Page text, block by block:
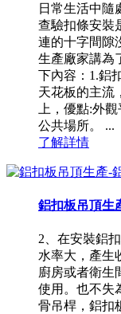
日常生活中隨
查驗扣條安裝
連的十字間隙
生產廠家講為
下內容：1.鋁
天花板的主流
上，優點:外
公共場所。 ...
了解詳情
鋁扣板吊頂生
2、在安裝鋁
水率大，產生
廚房或者衛生
使用。也不失
骨吊桿，鋁扣